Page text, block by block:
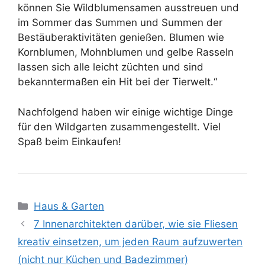
können Sie Wildblumensamen ausstreuen und
im Sommer das Summen und Summen der
Bestäuberaktivitäten genießen. Blumen wie
Kornblumen, Mohnblumen und gelbe Rasseln
lassen sich alle leicht züchten und sind
bekanntermaßen ein Hit bei der Tierwelt.“
Nachfolgend haben wir einige wichtige Dinge
für den Wildgarten zusammengestellt. Viel
Spaß beim Einkaufen!
Kategorien
Haus & Garten
7 Innenarchitekten darüber, wie sie Fliesen
kreativ einsetzen, um jeden Raum aufzuwerten
(nicht nur Küchen und Badezimmer)